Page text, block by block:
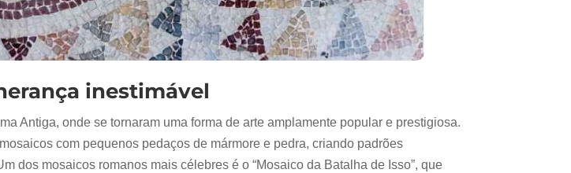
inestimável
Antiga, onde se tornaram uma forma de arte amplamente popular e prestigiosa.
com pequenos pedaços de mármore e pedra, criando padrões
dos mosaicos romanos mais célebres é o “Mosaico da Batalha de Isso”, que